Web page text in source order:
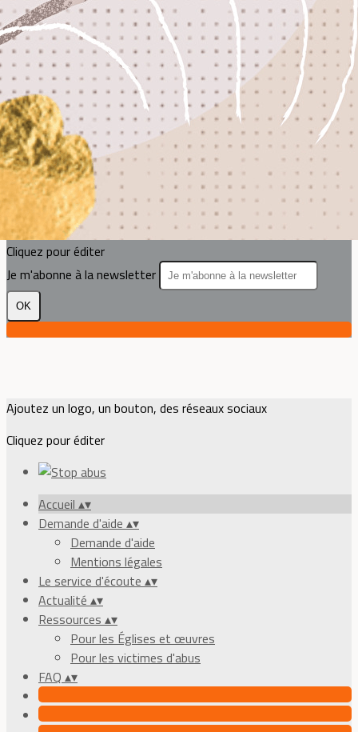
Exporter les lignes sélectionnées
Exporter toutes les colonnes
Exporter uniquement les colonnes affichées
Menu
?>
Images de la page d'accueil
Cliquez pour éditer
Texte, bouton et/ou inscription à la newsletter
Cliquez pour éditer
Je m'abonne à la newsletter
OK
Ajoutez un logo, un bouton, des réseaux sociaux
Cliquez pour éditer
Accueil ▴▾
Demande d'aide ▴▾
Demande d'aide
Mentions légales
Le service d'écoute ▴▾
Actualité ▴▾
Ressources ▴▾
Pour les Églises et œuvres
Pour les victimes d'abus
FAQ ▴▾